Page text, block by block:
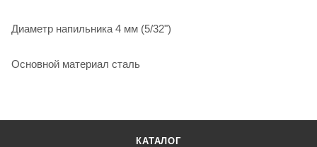
Диаметр напильника 4 мм (5/32")
Основной материал сталь
КАТАЛОГ